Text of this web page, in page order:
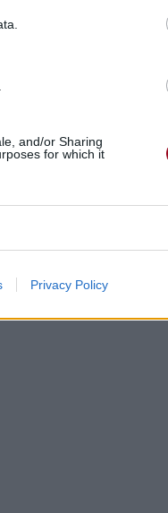
and/or Sharing
for which it
Privacy Policy